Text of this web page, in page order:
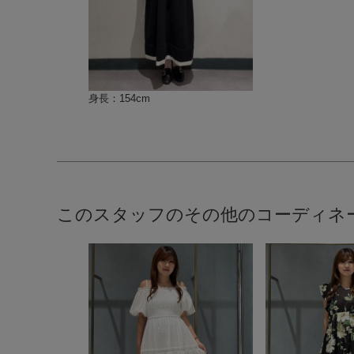
身長：154cm
このスタッフのその他のコーディネ